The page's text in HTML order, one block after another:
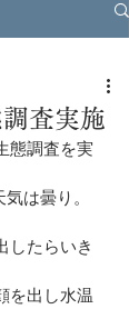
査実施
態調査を実
は曇り。
したらいき
を出し水温